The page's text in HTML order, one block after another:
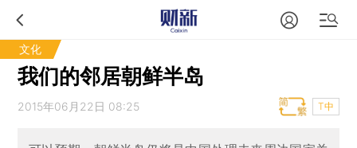
文化
我们的邻居朝鲜半岛
2015年06月22日 08:25 T中